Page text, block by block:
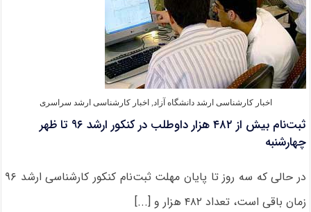
مدیریت
کسب
و
کار
و
امور
اخبار کارشناسی ارشد دانشگاه آزاد, اخبار کارشناسی ارشد سراسری
ثبت‌نام بیش از ۴۸۲ هزار داوطلب در کنکور ارشد ۹۶ تا ظهر
چهارشنبه
در حالی که سه روز تا پایان مهلت ثبت‌نام کنکور کارشناسی ارشد ۹۶
زمان باقی است، تعداد ۴۸۲ هزار و [...]